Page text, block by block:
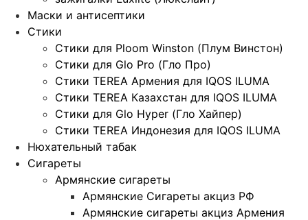
Маски и антисептики
Стики
Стики для Ploom Winston (Плум Винстон)
Стики для Glo Pro (Гло Про)
Стики TEREA Армения для IQOS ILUMA
Стики TEREA Казахстан для IQOS ILUMA
Стики для Glo Hyper (Гло Хайпер)
Стики TEREA Индонезия для IQOS ILUMA
Нюхательный табак
Сигареты
Армянские сигареты
Армянские Сигареты акциз РФ
Армянские сигареты акциз Армения